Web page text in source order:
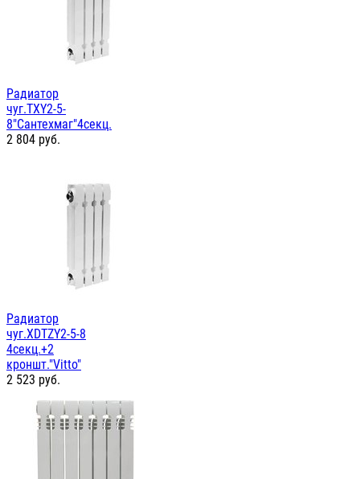
Радиатор
чуг.TXY2-5-
8"Сантехмаг"4секц.
2 804 руб.
Радиатор
чуг.XDTZY2-5-8
4секц.+2
кроншт."Vitto"
2 523 руб.